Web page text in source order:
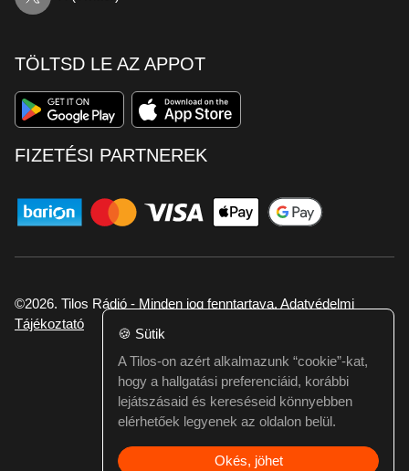
TÖLTSD LE AZ APPOT
FIZETÉSI PARTNEREK
©2026. Tilos Rádió - Minden jog fenntartava. Adatvédelmi
Tájékoztató
Ha hibát találtál vagy kérdésed van itt jelezd:
webmester@tilos.hu
🍪 Sütik
A Tilos-on azért alkalmazunk “cookie”-kat,
hogy a hallgatási preferenciáid, korábbi
lejátszásaid és kereséseid könnyebben
elérhetőek legyenek az oldalon belül.
Okés, jöhet